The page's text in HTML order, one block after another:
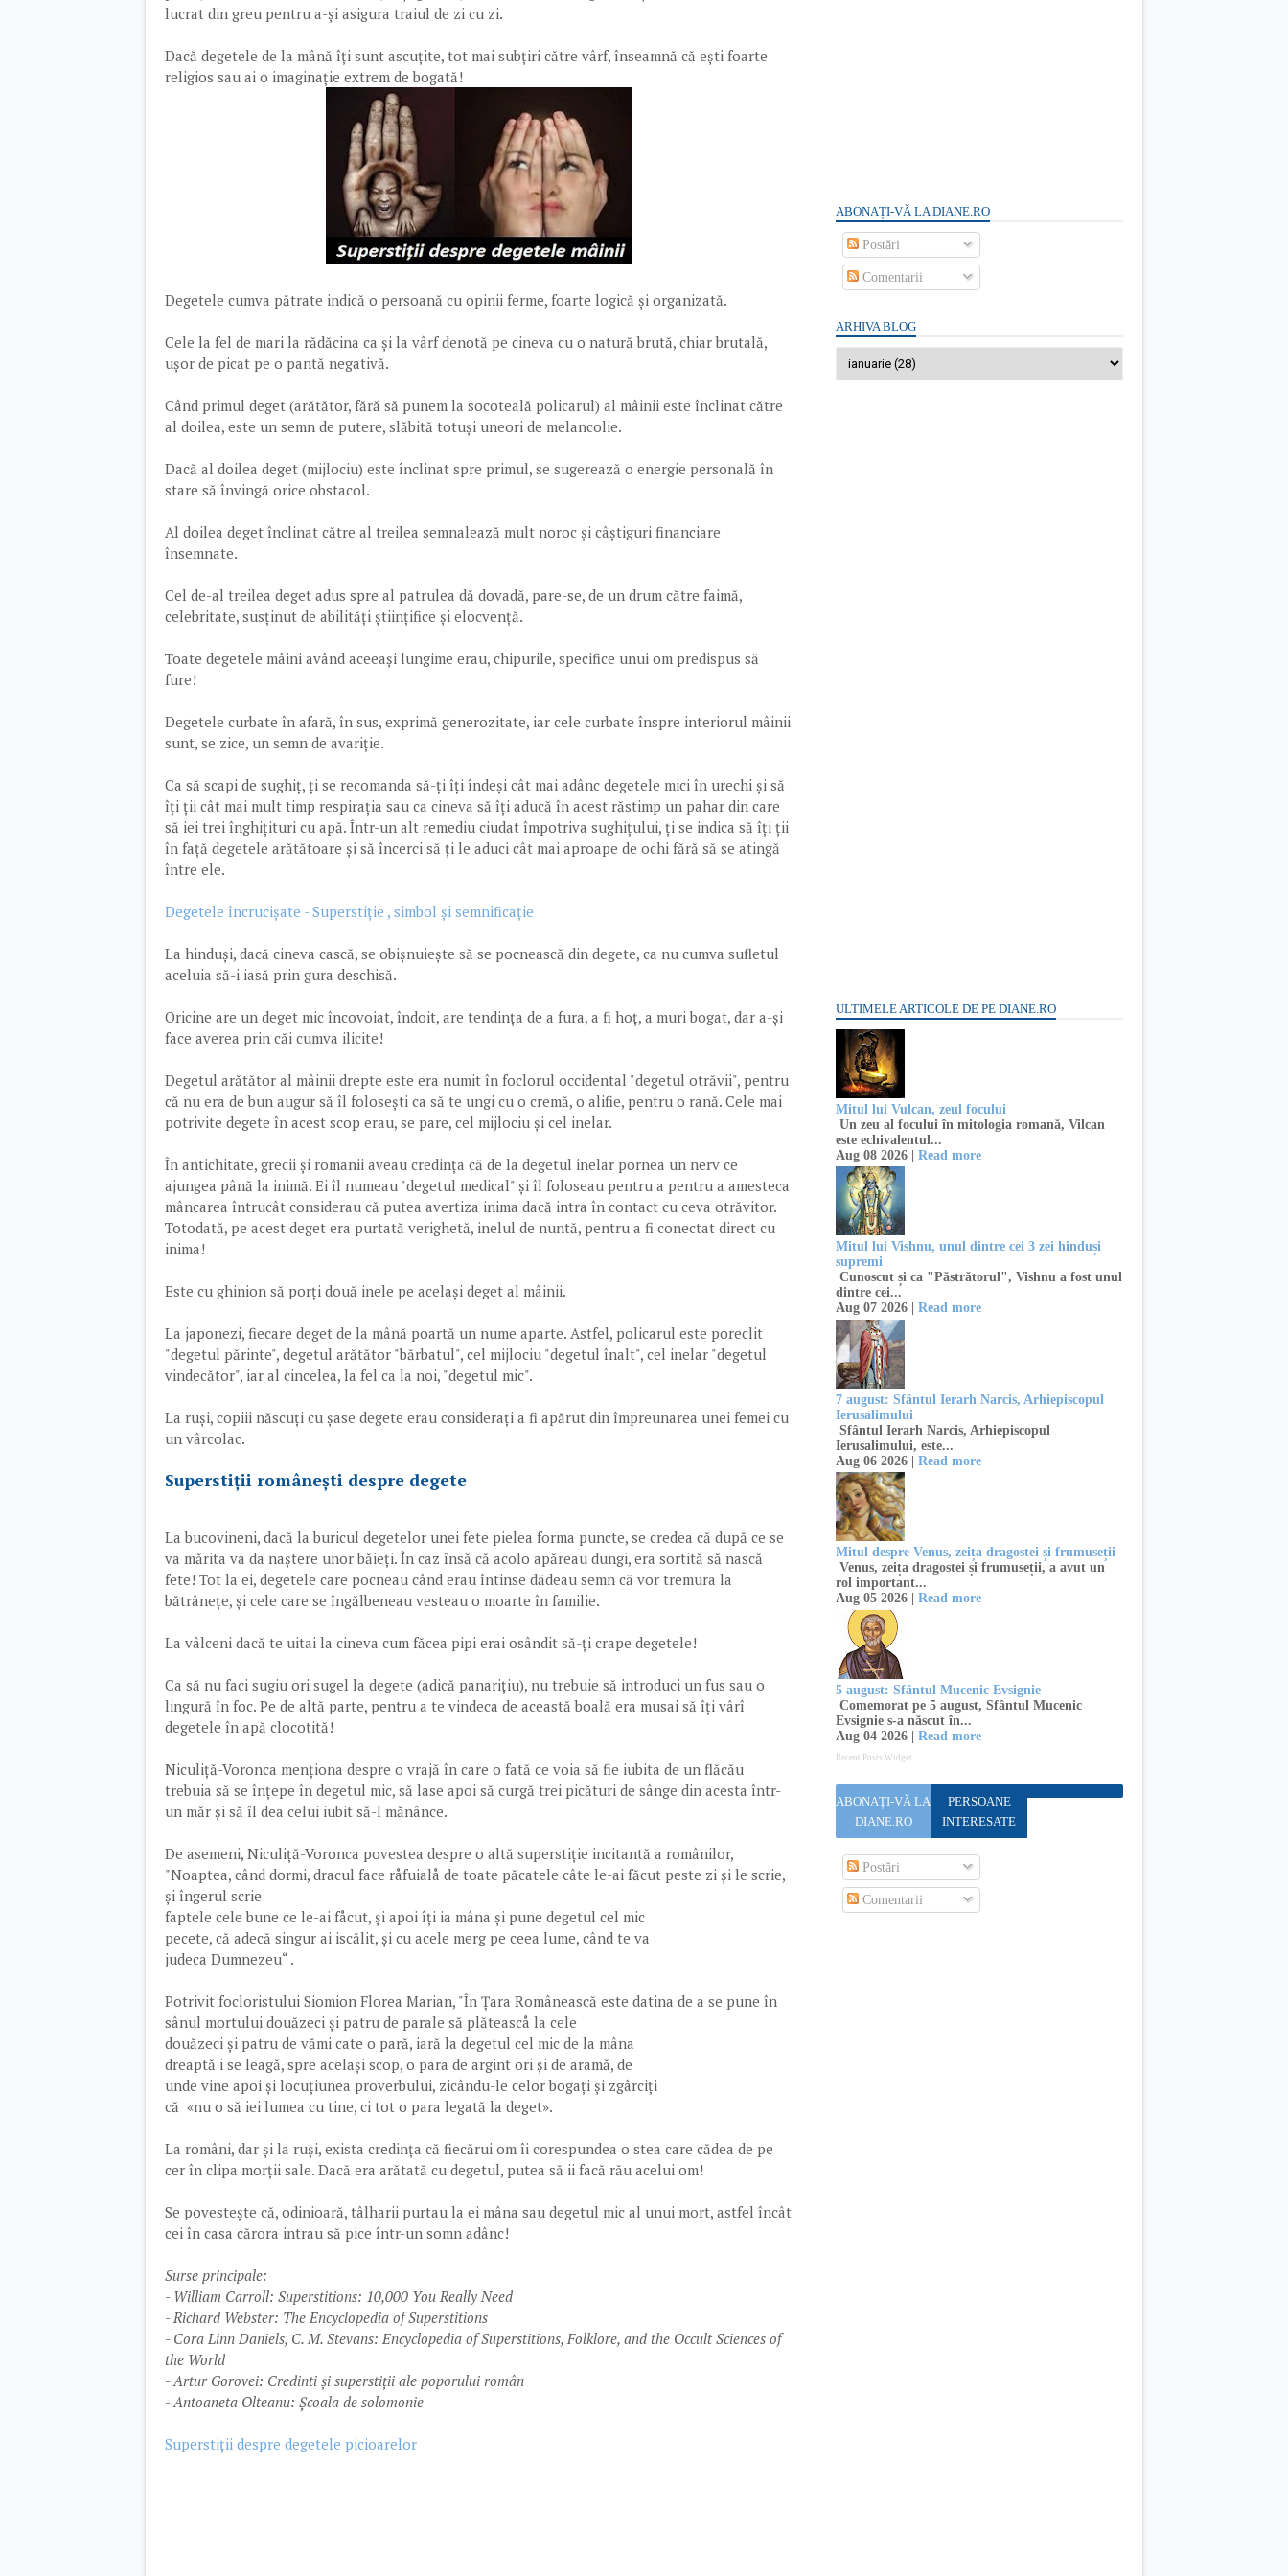
lucrat din greu pentru a-și asigura traiul de zi cu zi.
Dacă degetele de la mână îți sunt ascuțite, tot mai subțiri către vârf, înseamnă că ești foarte
religios sau ai o imaginație extrem de bogată!
Degetele cumva pătrate indică o persoană cu opinii ferme, foarte logică și organizată.
Cele la fel de mari la rădăcina ca și la vârf denotă pe cineva cu o natură brută, chiar brutală,
ușor de picat pe o pantă negativă.
Când primul deget (arătător, fără să punem la socoteală policarul) al mâinii este înclinat către
al doilea, este un semn de putere, slăbită totuși uneori de melancolie.
Dacă al doilea deget (mijlociu) este înclinat spre primul, se sugerează o energie personală în
stare să învingă orice obstacol.
Al doilea deget înclinat către al treilea semnalează mult noroc și câștiguri financiare
însemnate.
Cel de-al treilea deget adus spre al patrulea dă dovadă, pare-se, de un drum către faimă,
celebritate, susținut de abilități științifice și elocvență.
Toate degetele mâini având aceeași lungime erau, chipurile, specifice unui om predispus să
fure!
Degetele curbate în afară, în sus, exprimă generozitate, iar cele curbate înspre interiorul mâinii
sunt, se zice, un semn de avariție.
Ca să scapi de sughiț, ți se recomanda să-ți îți îndeși cât mai adânc degetele mici în urechi și să
îți ții cât mai mult timp respirația sau ca cineva să îți aducă în acest răstimp un pahar din care
să iei trei înghițituri cu apă. Într-un alt remediu ciudat împotriva sughițului, ți se indica să îți ții
în față degetele arătătoare și să încerci să ți le aduci cât mai aproape de ochi fără să se atingă
între ele.
Degetele încrucișate - Superstiție , simbol și semnificație
La hinduși, dacă cineva cască, se obișnuiește să se pocnească din degete, ca nu cumva sufletul
aceluia să-i iasă prin gura deschisă.
Oricine are un deget mic încovoiat, îndoit, are tendința de a fura, a fi hoț, a muri bogat, dar a-și
face averea prin căi cumva ilicite!
Degetul arătător al mâinii drepte este era numit în foclorul occidental "degetul otrăvii", pentru
că nu era de bun augur să îl folosești ca să te ungi cu o cremă, o alifie, pentru o rană. Cele mai
potrivite degete în acest scop erau, se pare, cel mijlociu și cel inelar.
În antichitate, grecii și romanii aveau credința că de la degetul inelar pornea un nerv ce
ajungea până la inimă. Ei îl numeau "degetul medical" și îl foloseau pentru a pentru a amesteca
mâncarea întrucât considerau că putea avertiza inima dacă intra în contact cu ceva otrăvitor.
Totodată, pe acest deget era purtată verighetă, inelul de nuntă, pentru a fi conectat direct cu
inima!
Este cu ghinion să porți două inele pe același deget al mâinii.
La japonezi, fiecare deget de la mână poartă un nume aparte. Astfel, policarul este poreclit
"degetul părinte", degetul arătător "bărbatul", cel mijlociu "degetul înalt", cel inelar "degetul
vindecător", iar al cincelea, la fel ca la noi, "degetul mic".
La ruși, copiii născuți cu șase degete erau considerați a fi apărut din împreunarea unei femei cu
un vârcolac.
Superstiții românești despre degete
La bucovineni, dacă la buricul degetelor unei fete pielea forma puncte, se credea că după ce se
va mărita va da naștere unor băieți. În caz însă că acolo apăreau dungi, era sortită să nască
fete! Tot la ei, degetele care pocneau când erau întinse dădeau semn că vor tremura la
bătrânețe, și cele care se îngălbeneau vesteau o moarte în familie.
La vâlceni dacă te uitai la cineva cum făcea pipi erai osândit să-ți crape degetele!
Ca să nu faci sugiu ori sugel la degete (adică panarițiu), nu trebuie să introduci un fus sau o
lingură în foc. Pe de altă parte, pentru a te vindeca de această boală era musai să îți vârî
degetele în apă clocotită!
Niculiță-Voronca menționa despre o vrajă în care o fată ce voia să fie iubita de un flăcău
trebuia să se înțepe în degetul mic, să lase apoi să curgă trei picături de sânge din acesta într-
un măr și să îl dea celui iubit să-l mănânce.
De asemeni, Niculiță-Voronca povestea despre o altă superstiție incitantă a românilor,
"Noaptea, când dormi, dracul face råfuialå de toate păcatele câte le-ai făcut peste zi și le scrie,
și îngerul scrie
faptele cele bune ce le-ai fåcut, și apoi îți ia mâna și pune degetul cel mic
pecete, că adecă singur ai iscălit, și cu acele merg pe ceea lume, când te va
judeca Dumnezeu“ .
Potrivit focloristului Siomion Florea Marian, "În Țara Românească este datina de a se pune în
sânul mortului douăzeci și patru de parale să plăteascå la cele
douăzeci și patru de vămi cate o pară, iară la degetul cel mic de la mâna
dreaptă i se leagă, spre același scop, o para de argint ori și de aramă, de
unde vine apoi și locuțiunea proverbului, zicându-le celor bogați și zgârciți
că «nu o să iei lumea cu tine, ci tot o para legată la deget».
La români, dar și la ruși, exista credința că fiecărui om îi corespundea o stea care cădea de pe
cer în clipa morții sale. Dacă era arătată cu degetul, putea să ii facă rău acelui om!
Se povestește că, odinioară, tâlharii purtau la ei mâna sau degetul mic al unui mort, astfel încât
cei în casa cărora intrau să pice într-un somn adânc!
Surse principale:
- William Carroll: Superstitions: 10,000 You Really Need
- Richard Webster: The Encyclopedia of Superstitions
- Cora Linn Daniels, C. M. Stevans: Encyclopedia of Superstitions, Folklore, and the Occult Sciences of
the World
- Artur Gorovei: Credinti și superstiții ale poporului român
- Antoaneta Olteanu: Școala de solomonie
Superstiții despre degetele picioarelor
ABONAȚI-VĂ LA DIANE.RO
Postări
Comentarii
ARHIVA BLOG
ULTIMELE ARTICOLE DE PE DIANE.RO
Mitul lui Vulcan, zeul focului
Un zeu al focului în mitologia romană, Vilcan
este echivalentul...
Aug 08 2026 | Read more
Mitul lui Vishnu, unul dintre cei 3 zei hinduși
supremi
Cunoscut și ca "Păstrătorul", Vishnu a fost unul
dintre cei...
Aug 07 2026 | Read more
7 august: Sfântul Ierarh Narcis, Arhiepiscopul
Ierusalimului
Sfântul Ierarh Narcis, Arhiepiscopul
Ierusalimului, este...
Aug 06 2026 | Read more
Mitul despre Venus, zeița dragostei și frumuseții
Venus, zeița dragostei și frumuseții, a avut un
rol important...
Aug 05 2026 | Read more
5 august: Sfântul Mucenic Evsignie
Comemorat pe 5 august, Sfântul Mucenic
Evsignie s-a născut în...
Aug 04 2026 | Read more
Recent Posts Widget
ABONAȚI-VĂ LA
DIANE.RO
PERSOANE
INTERESATE
Postări
Comentarii